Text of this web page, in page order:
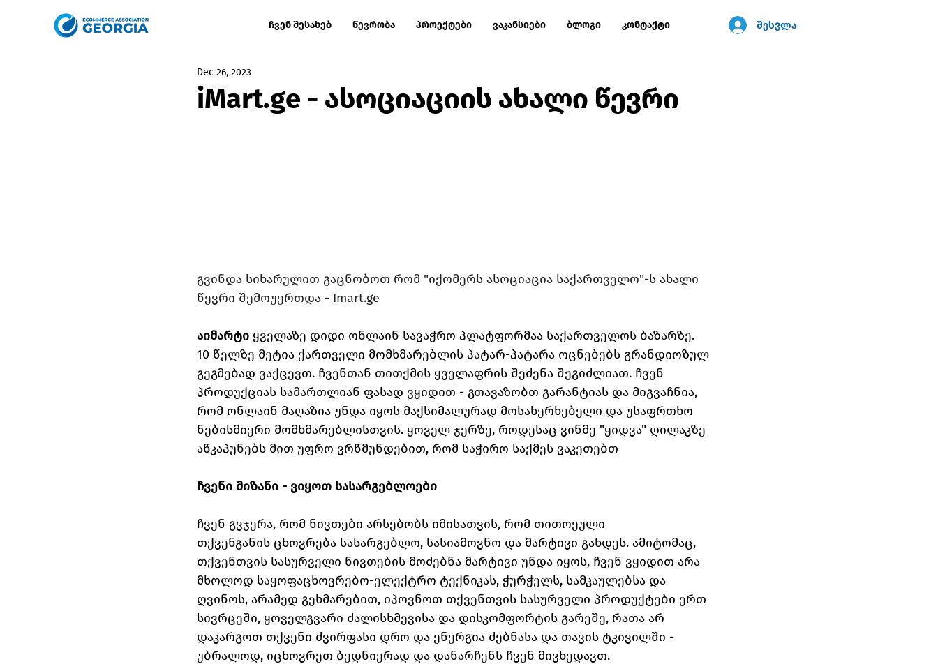
ჩვენ შესახებ წევრობა პროექტები ვაკანსიები ბლოგი კონტაქტი შესვლა
iMart.ge - ასოციაციის ახალი წევრი
Dec 26, 2023
გვინდა სიხარულით გაცნობოთ რომ "იქომერს ასოციაცია საქართველო"-ს ახალი
წევრი შემოუერთდა - Imart.ge
აიმარტი ყველაზე დიდი ონლაინ სავაჭრო პლატფორმაა საქართველოს ბაზარზე.
10 წელზე მეტია ქართველი მომხმარებლის პატარ-პატარა ოცნებებს გრანდიოზულ
გეგმებად ვაქცევთ. ჩვენთან თითქმის ყველაფრის შეძენა შეგიძლიათ. ჩვენ
პროდუქციას სამართლიან ფასად ვყიდით - გთავაზობთ გარანტიას და მიგვაჩნია,
რომ ონლაინ მაღაზია უნდა იყოს მაქსიმალურად მოსახერხებელი და უსაფრთხო
ნებისმიერი მომხმარებლისთვის. ყოველ ჯერზე, როდესაც ვინმე "ყიდვა" ღილაკზე
აწკაპუნებს მით უფრო ვრწმუნდებით, რომ საჭირო საქმეს ვაკეთებთ
ჩვენი მიზანი - ვიყოთ სასარგებლოები
ჩვენ გვჯერა, რომ ნივთები არსებობს იმისათვის, რომ თითოეული
თქვენგანის ცხოვრება სასარგებლო, სასიამოვნო და მარტივი გახდეს. ამიტომაც,
თქვენთვის სასურველი ნივთების მოძებნა მარტივი უნდა იყოს, ჩვენ ვყიდით არა
მხოლოდ საყოფაცხოვრებო-ელექტრო ტექნიკას, ჭურჭელს, სამკაულებსა და
ღვინოს, არამედ გეხმარებით, იპოვნოთ თქვენთვის სასურველი პროდუქტები ერთ
სივრცეში, ყოველგვარი ძალისხმევისა და დისკომფორტის გარეშე, რათა არ
დაკარგოთ თქვენი ძვირფასი დრო და ენერგია ძებნასა და თავის ტკივილში -
უბრალოდ, იცხოვრეთ ბედნიერად და დანარჩენს ჩვენ მივხედავთ.